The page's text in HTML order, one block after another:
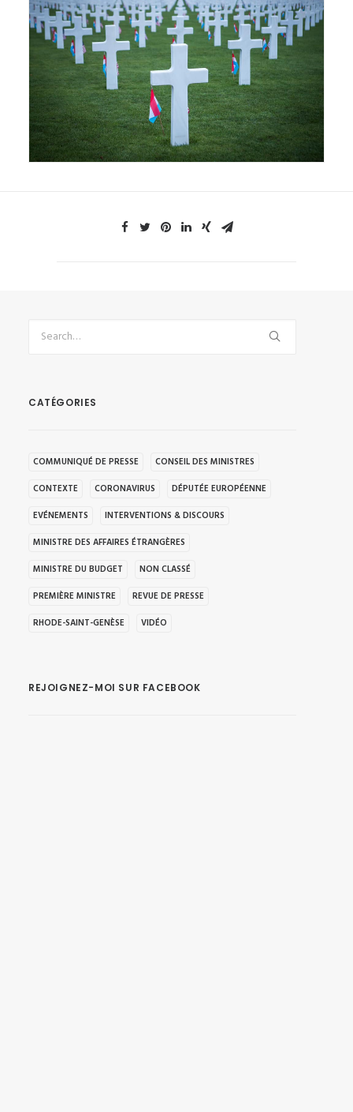
CATÉGORIES
COMMUNIQUÉ DE PRESSE
CONSEIL DES MINISTRES
CONTEXTE
CORONAVIRUS
DÉPUTÉE EUROPÉENNE
EVÉNEMENTS
INTERVENTIONS & DISCOURS
MINISTRE DES AFFAIRES ÉTRANGÈRES
MINISTRE DU BUDGET
NON CLASSÉ
PREMIÈRE MINISTRE
REVUE DE PRESSE
RHODE-SAINT-GENÈSE
VIDÉO
REJOIGNEZ-MOI SUR FACEBOOK